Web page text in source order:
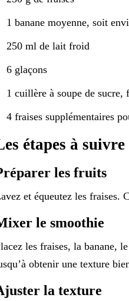
1 banane moyenne, soit
250 ml de lait froid
6 glaçons
1 cuillère à soupe de sucre,
4 fraises supplémentaires
étapes à suivre
les fruits
et équeutez les fraises.
le smoothie
les fraises, la banane,
obtenir une texture
la texture